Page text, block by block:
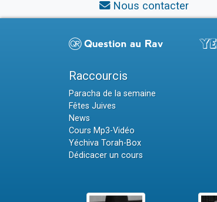
Nous contacter
Raccourcis
Paracha de la semaine
Fêtes Juives
News
Cours Mp3-Vidéo
Yéchiva Torah-Box
Dédicacer un cours